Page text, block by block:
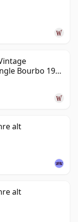
Bourbo 1995
alt
alt